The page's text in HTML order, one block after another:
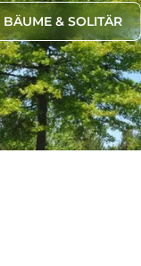
BÄUME & SOLITÄR